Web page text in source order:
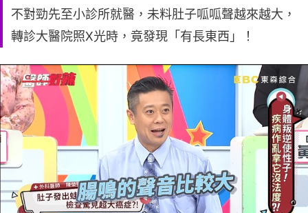
不對勁先至小診所就醫，未料肚子呱呱聲越來越大，
轉診大醫院照X光時，竟發現「有長東西」！